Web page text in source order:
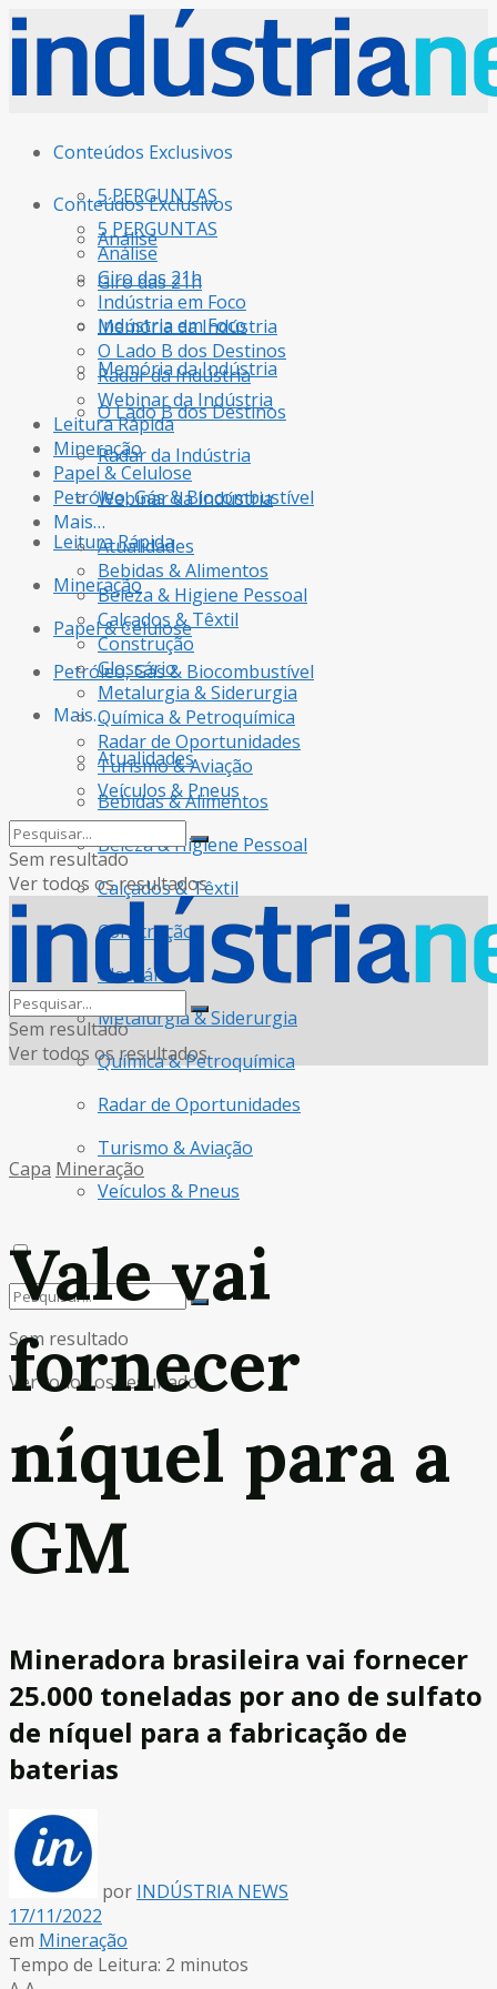
Conteúdos Exclusivos
5 PERGUNTAS
Análise
Giro das 21h
Indústria em Foco
Memória da Indústria
O Lado B dos Destinos
Radar da Indústria
Webinar da Indústria
Leitura Rápida
Mineração
Papel & Celulose
Petróleo, Gás & Biocombustível
Mais…
Atualidades
Bebidas & Alimentos
Beleza & Higiene Pessoal
Calçados & Têxtil
Construção
Glossário
Metalurgia & Siderurgia
Química & Petroquímica
Radar de Oportunidades
Turismo & Aviação
Veículos & Pneus
Sem resultado
Ver todos os resultados
Conteúdos Exclusivos
5 PERGUNTAS
Análise
Giro das 21h
Indústria em Foco
Memória da Indústria
O Lado B dos Destinos
Radar da Indústria
Webinar da Indústria
Leitura Rápida
Mineração
Papel & Celulose
Petróleo, Gás & Biocombustível
Mais…
Atualidades
Bebidas & Alimentos
Beleza & Higiene Pessoal
Calçados & Têxtil
Construção
Glossário
Metalurgia & Siderurgia
Química & Petroquímica
Radar de Oportunidades
Turismo & Aviação
Veículos & Pneus
Sem resultado
Ver todos os resultados
Sem resultado
Ver todos os resultados
Capa Mineração
Vale vai
fornecer
níquel para a
GM
Mineradora brasileira vai fornecer
25.000 toneladas por ano de sulfato
de níquel para a fabricação de
baterias
por INDÚSTRIA NEWS
17/11/2022
em Mineração
Tempo de Leitura: 2 minutos